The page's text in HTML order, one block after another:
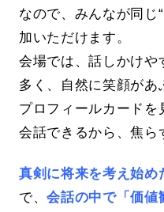
なので、みんなが同じ
加いただけます。
会場では、話しかけや
多く、自然に笑顔があ
プロフィールカードを
会話できるから、焦ら
真剣に将来を考え始め
で、会話の中で「価値